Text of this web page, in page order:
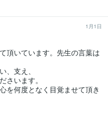
1月1日
頂いています。先生の言葉は
、支え、
さいます。
を何度となく目覚ませて頂き